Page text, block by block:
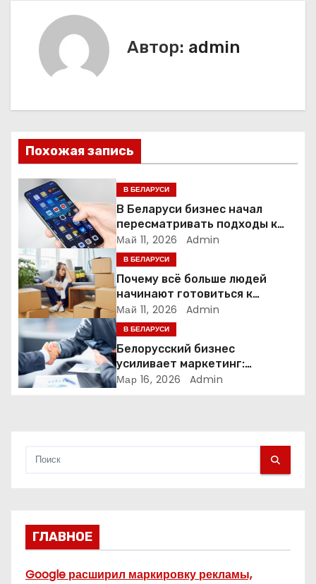
и
я
п
з
а
п
и
с
Автор: admin
Похожая запись
В БЕЛАРУСИ
В Беларуси бизнес начал
пересматривать подходы к
маркетингу и digital-рекламе
Май 11, 2026 Admin
В БЕЛАРУСИ
Почему всё больше людей
начинают готовиться к
переезду заранее
Май 11, 2026 Admin
В БЕЛАРУСИ
Белорусский бизнес
усиливает маркетинг:
компании меняют стратегии
Мар 16, 2026 Admin
ГЛАВНОЕ
Google расширил маркировку рекламы,